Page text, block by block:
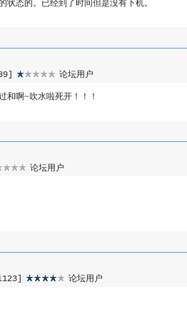
状态的。已经到了时间但是没有下机。
论坛用户
啊~吹水啦死开！！！
论坛用户
论坛用户